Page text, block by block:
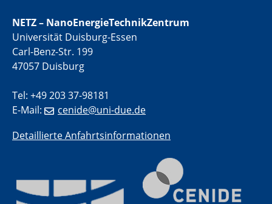
SFB 1242 Kolloquium
05.06.2024
GDCh Kolloquium
Antrittsvorlesung
10.06.2024
SFB/TRR 270 Kolloquium
(BAM)
SFB 1242 Kolloquium
"Transient core-hole screening in photoexcited ZnO
NETZ – NanoEnergieTechnikZentrum
Universität Duisburg-Essen
Carl-Benz-Str. 199
47057 Duisburg
Tel: +49 203 37-98181
E-Mail:
cenide@uni-due.de
Detaillierte Anfahrtsinformationen